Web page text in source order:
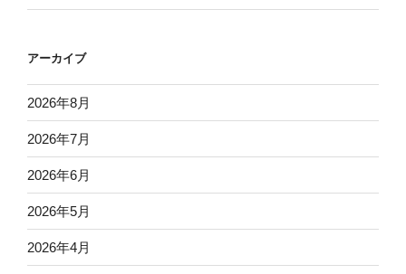
アーカイブ
2026年8月
2026年7月
2026年6月
2026年5月
2026年4月